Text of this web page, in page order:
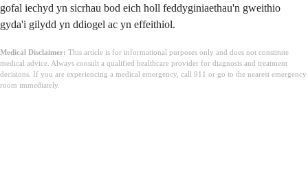
gofal iechyd yn sicrhau bod eich holl feddyginiaethau'n gweithio
gyda'i gilydd yn ddiogel ac yn effeithiol.
Medical Disclaimer: This article is for informational purposes only and does not constitute
medical advice. Always consult a qualified healthcare provider for diagnosis and treatment
decisions. If you are experiencing a medical emergency, call 911 or go to the nearest emergency
room immediately.